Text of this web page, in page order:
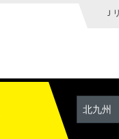
Ｊ
北九州